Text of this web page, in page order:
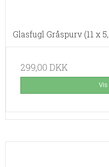
Glasfugl Gråspurv (11 x
299,00 DKK
Vis